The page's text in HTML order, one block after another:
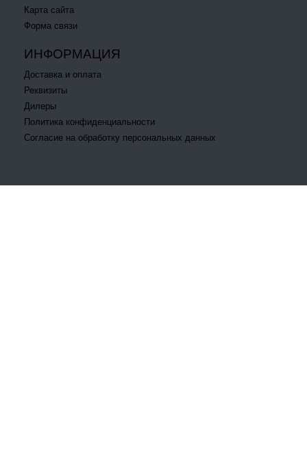
Карта сайта
Форма связи
ИНФОРМАЦИЯ
Доставка и оплата
Реквизиты
Дилеры
Политика конфиденциальности
Согласие на обработку персональных данных